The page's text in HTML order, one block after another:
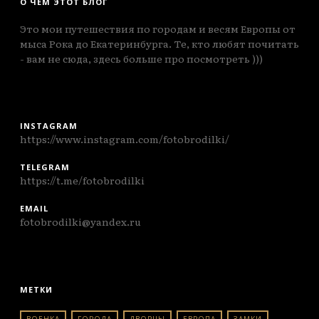
Это мои путешествия по городам и весям Европы от
мыса Рока до Екатеринбурга. Те, кто любят почитать
- вам не сюда, здесь больше про посмотреть )))
INSTAGRAM
https://www.instagram.com/fotobrodilki/
TELEGRAM
https://t.me/fotobrodilki
EMAIL
fotobrodilki@yandex.ru
МЕТКИ